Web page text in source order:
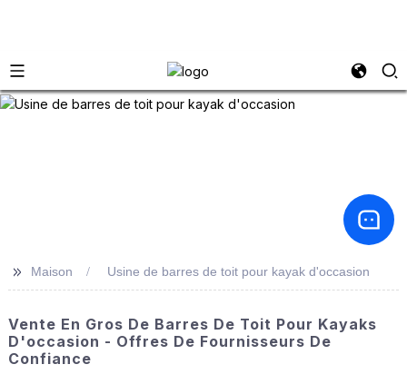
>> Maison Usine de barres de toit pour kayak d'occasion
Vente En Gros De Barres De Toit Pour Kayaks
D'occasion - Offres De Fournisseurs De
Confiance